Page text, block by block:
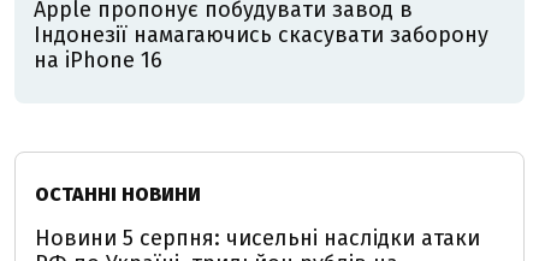
Apple пропонує побудувати завод в
Індонезії намагаючись скасувати заборону
на iPhone 16
ОСТАННІ НОВИНИ
Новини 5 серпня: чисельні наслідки атаки